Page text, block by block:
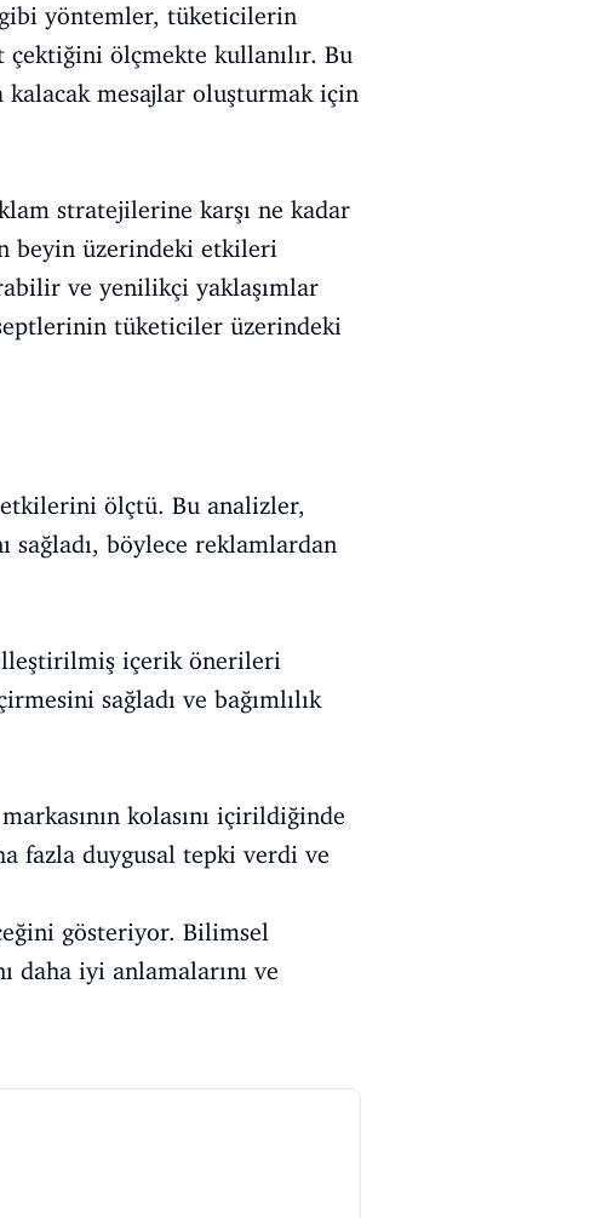
gibi yöntemler, tüketicilerin
ölçmekte kullanılır. Bu
mesajlar oluşturmak için
stratejilerine karşı ne kadar
beyin üzerindeki etkileri
ve yenilikçi yaklaşımlar
tüketiciler üzerindeki
ölçtü. Bu analizler,
sağladı, böylece reklamlardan
içerik önerileri
sağladı ve bağımlılık
kolasını içirildiğinde
fazla duygusal tepki verdi ve
gösteriyor. Bilimsel
daha iyi anlamalarını ve